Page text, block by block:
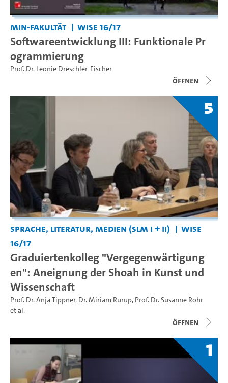
MIN-Fakultät WiSe 16/17
Softwareentwicklung III: Funktionale Pr
ogrammierung
Prof. Dr. Leonie Dreschler-Fischer
Öffnen
5
Sprache, Literatur, Medien (SLM I + II)
WiSe
16/17
Graduiertenkolleg "Vergegenwärtigung
en": Aneignung der Shoah in Kunst und
Wissenschaft
Prof. Dr. Anja Tippner, Dr. Miriam Rürup, Prof. Dr. Susanne Rohr
et al.
Öffnen
1